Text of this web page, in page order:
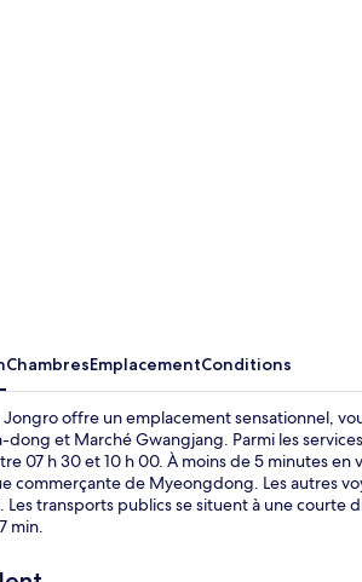
ChambresEmplacementConditions
Jongro offre un emplacement sensationnel,
dong et Marché Gwangjang. Parmi les
07 h 30 et 10 h 00. À moins de 5 minutes
commerçante de Myeongdong. Les autres
transports publics se situent à une courte
min.